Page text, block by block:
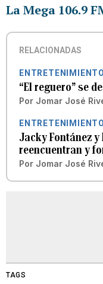
La Mega 106.9
RELACIONADAS
ENTRETENIMIENTO
“El reguero” se
Por Jomar José
ENTRETENIMIENTO
Jacky Fontánez y
reencuentran y
Por Jomar José
TAGS